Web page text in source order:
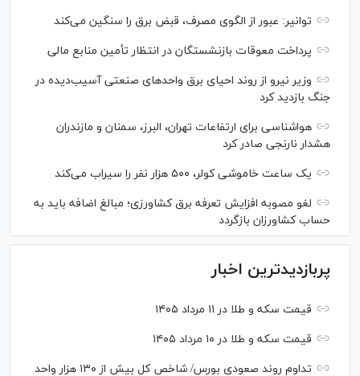
توانیر: عبور از الگوی مصرف، قبض برق را سنگین می‌کند
پرداخت معوقات بازنشستگان در انتظار تأمین منابع مالی
وزیر نیرو از روند احیای برق واحدهای صنعتی آسیب‌دیده در
جنگ بازدید کرد
هواشناسی برای ارتفاعات تهران، البرز، سمنان و مازندران
هشدار نارنجی صادر کرد
یک ساعت خاموشی کولر، ۵۰۰ هزار نفر را سیراب می‌کند
لغو مصوبه افزایش تعرفه برق کشاورزی؛ مبالغ اضافه باید به
حساب کشاورزان بازگردد
پربازدیدترین اخبار
قیمت سکه و طلا در ۱۱ مرداد ۱۴۰۵
قیمت سکه و طلا در ۱۰ مرداد ۱۴۰۵
تداوم روند صعودی بورس/ شاخص کل بیش از ۱۳۰ هزار واحد